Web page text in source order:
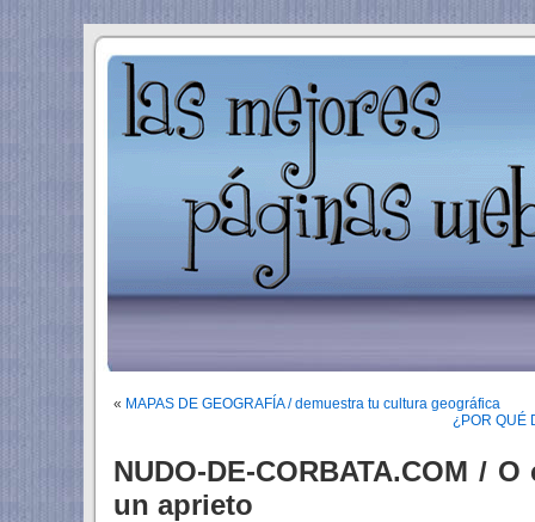
« MAPAS DE GEOGRAFÍA / demuestra tu cultura geográfica
¿POR QUÉ
NUDO-DE-CORBATA.COM /
un aprieto